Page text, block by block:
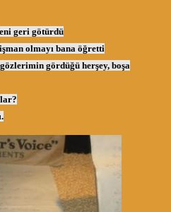
geri götürdü
olmayı bana öğretti
gördüğü herşey, boşa